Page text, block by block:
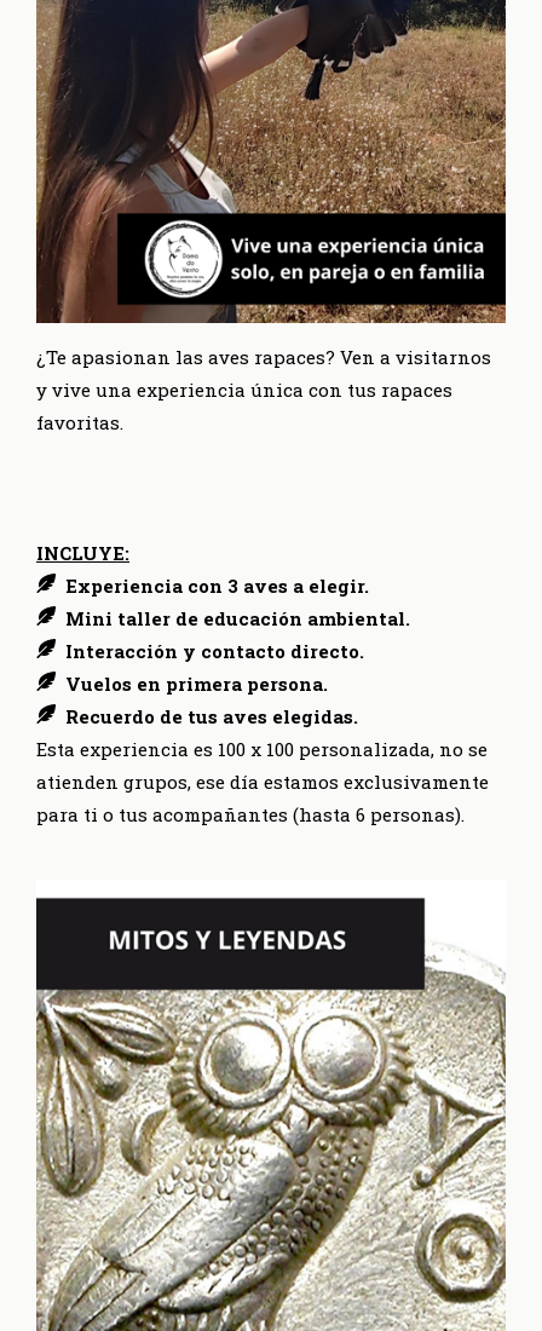
¿Te apasionan las aves rapaces? Ven a visitarnos
y vive una experiencia única con tus rapaces
favoritas.
INCLUYE:
Experiencia con 3 aves a elegir.
Mini taller de educación ambiental.
Interacción y contacto directo.
Vuelos en primera persona.
Recuerdo de tus aves elegidas.
Esta experiencia es 100 x 100 personalizada, no se
atienden grupos, ese día estamos exclusivamente
para ti o tus acompañantes (hasta 6 personas).